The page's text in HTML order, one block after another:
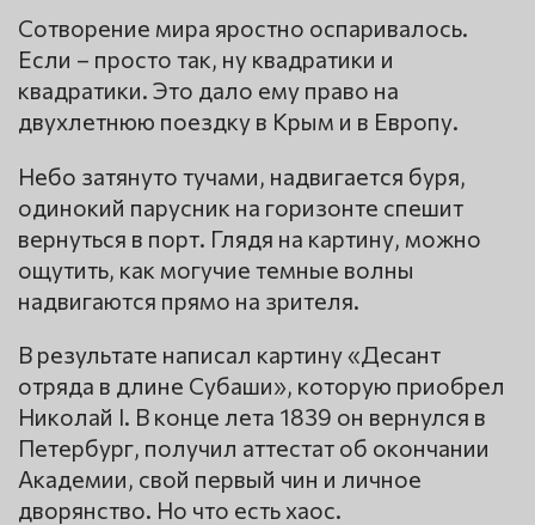
Сотворение мира яростно оспаривалось.
Если – просто так, ну квадратики и
квадратики. Это дало ему право на
двухлетнюю поездку в Крым и в Европу.
Небо затянуто тучами, надвигается буря,
одинокий парусник на горизонте спешит
вернуться в порт. Глядя на картину, можно
ощутить, как могучие темные волны
надвигаются прямо на зрителя.
В результате написал картину «Десант
отряда в длине Субаши», которую приобрел
Николай I. В конце лета 1839 он вернулся в
Петербург, получил аттестат об окончании
Академии, свой первый чин и личное
дворянство. Но что есть хаос.